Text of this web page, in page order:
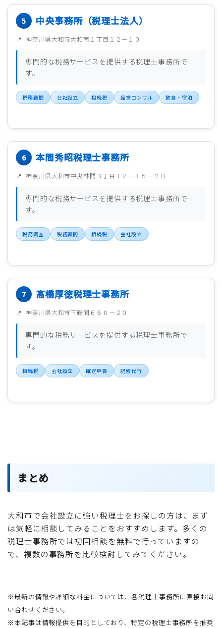
中央事務所（税理士法人）
神奈川県大和市大和南１丁目１２－１０
専門的な税務サービスを提供する税理士事務所で
す。
税務顧問 会社設立 相続税 経営コンサル 飲食・宿泊
本間秀昭税理士事務所
神奈川県大和市中央林間３丁目１２－１５－２Ｂ
専門的な税務サービスを提供する税理士事務所で
す。
税務調査 税務顧問 相続税 会社設立
髙橋厚徳税理士事務所
神奈川県大和市下鶴間６６０－２０
専門的な税務サービスを提供する税理士事務所で
す。
相続税 会社設立 確定申告 記帳代行
まとめ
大和市で会社設立に強い税理士をお探しの方は、まず
は気軽に相談してみることをおすすめします。多くの
税理士事務所では初回相談を無料で行っていますの
で、複数の事務所を比較検討してみてください。
※最新の情報や詳細な料金については、各税理士事務所に直接お問
い合わせください。
※本記事は情報提供を目的としており、特定の税理士事務所を推奨